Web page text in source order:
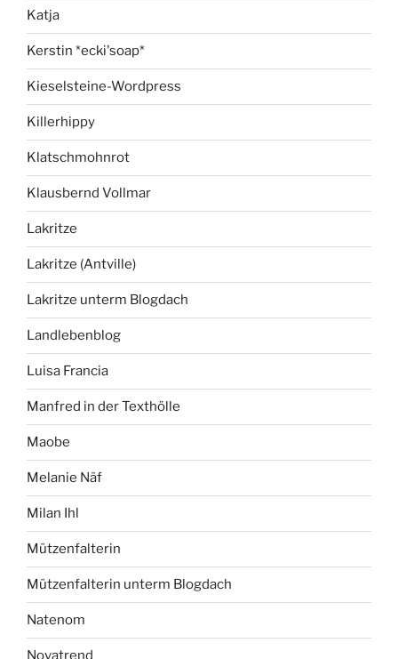
Katja
Kerstin *ecki'soap*
Kieselsteine-Wordpress
Killerhippy
Klatschmohnrot
Klausbernd Vollmar
Lakritze
Lakritze (Antville)
Lakritze unterm Blogdach
Landlebenblog
Luisa Francia
Manfred in der Texthölle
Maobe
Melanie Näf
Milan Ihl
Mützenfalterin
Mützenfalterin unterm Blogdach
Natenom
Novatrend